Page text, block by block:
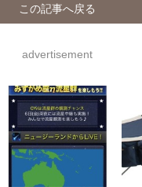
この記事へ戻る
advertisement